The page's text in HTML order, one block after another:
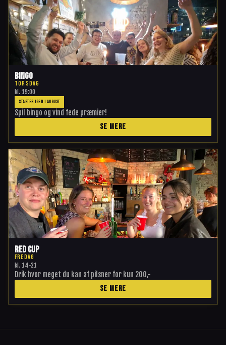
Bingo
TORSDAG
kl. 19:00
STARTER IGEN I AUGUST
Spil bingo og vind fede præmier!
SE MERE
Red Cup
FREDAG
kl. 14-21
Drik hvor meget du kan af pilsner for kun 200,-
SE MERE